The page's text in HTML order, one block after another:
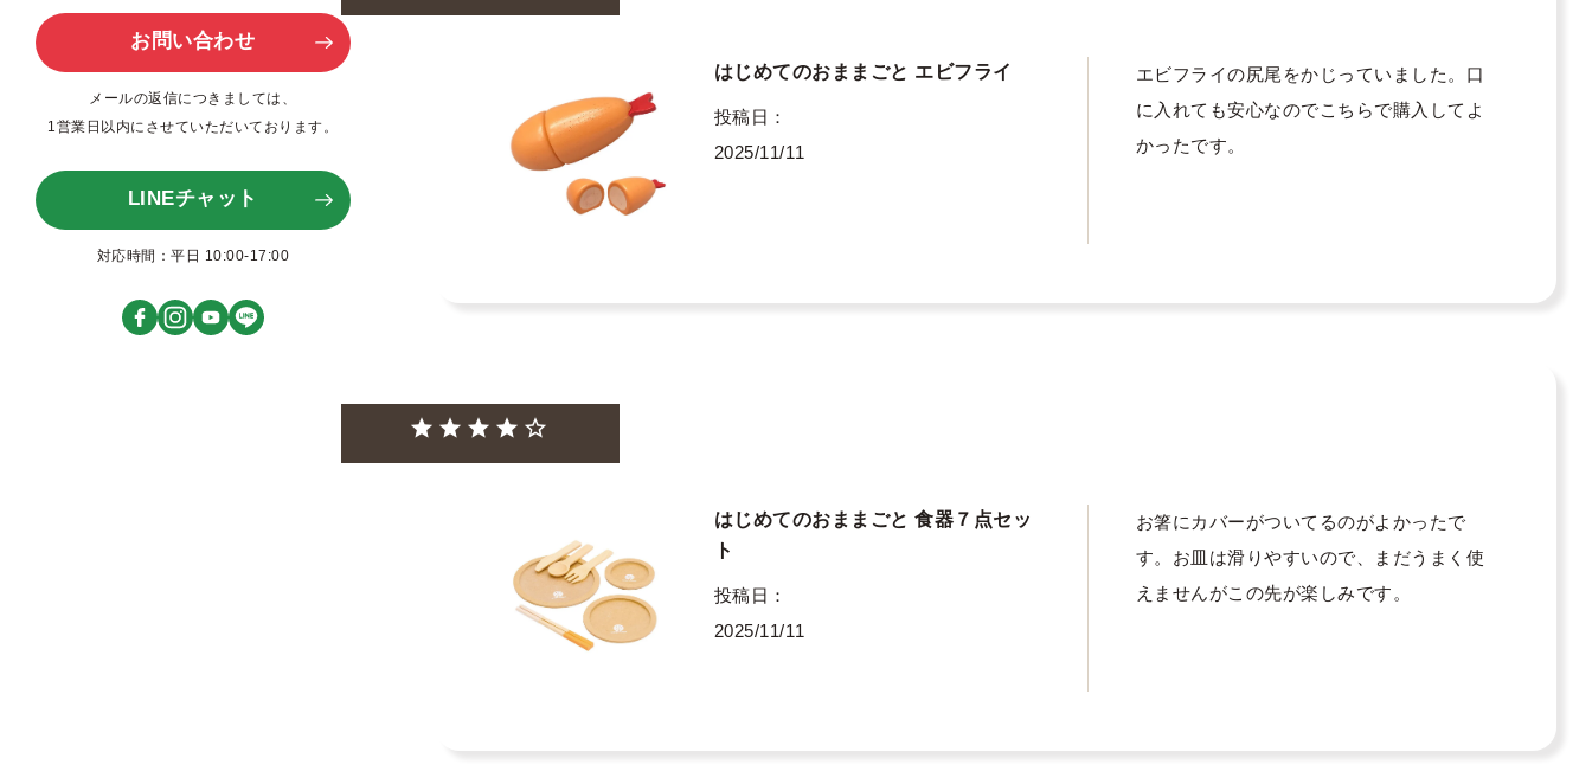
お問い合わせ
メールの返信につきましては、
1営業日以内にさせていただいております。
LINEチャット
対応時間：平日 10:00-17:00
はじめてのおままごと エビフライ
投稿日
2025/11/11
エビフライの尻尾をかじっていました。口
に入れても安心なのでこちらで購入してよ
かったです。
はじめてのおままごと 食器７点セッ
ト
投稿日
2025/11/11
お箸にカバーがついてるのがよかったで
す。お皿は滑りやすいので、まだうまく使
えませんがこの先が楽しみです。